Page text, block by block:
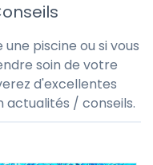
piscine ou si vous
soin de votre
d'excellentes
actualités / conseils.